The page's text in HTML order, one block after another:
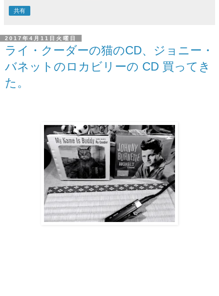
共有
2017年4月11日火曜日
ライ・クーダーの猫のCD、ジョニー・
バネットのロカビリーの CD 買ってき
た。